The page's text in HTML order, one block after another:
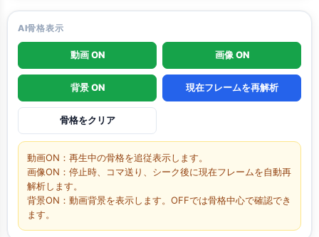
AI骨格表示
動画 ON 画像 ON
背景 ON 現在フレームを再解析
骨格をクリア
動画ON：再生中の骨格を追従表示します。
画像ON：停止時、コマ送り、シーク後に現在フレームを自動再
解析します。
背景ON：動画背景を表示します。OFFでは骨格中心で確認でき
ます。